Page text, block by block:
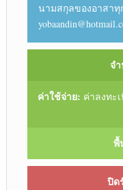
นามสกุลของอาสา
จ
ค่าใช้จ่าย: ค่าลงทะ
พื้
ปิด